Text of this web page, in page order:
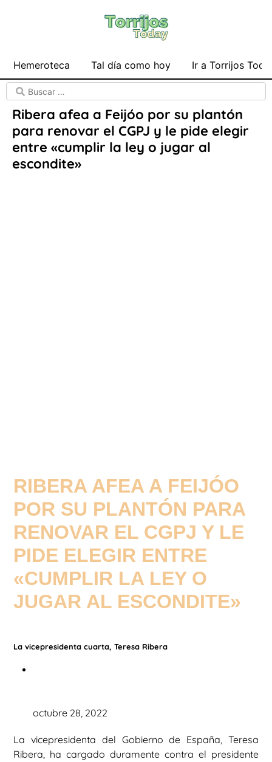
Hemeroteca Tal día como hoy Ir a Torrijos
Ribera afea a Feijóo por su plantón
para renovar el CGPJ y le pide elegir
entre «cumplir la ley o jugar al
escondite»
RIBERA AFEA A FEIJÓO
POR SU PLANTÓN PARA
RENOVAR EL CGPJ Y LE
PIDE ELEGIR ENTRE
«CUMPLIR LA LEY O
JUGAR AL ESCONDITE»
La vicepresidenta cuarta, Teresa Ribera
octubre 28, 2022
La vicepresidenta del Gobierno de España, Teresa
Ribera, ha cargado duramente contra el presidente